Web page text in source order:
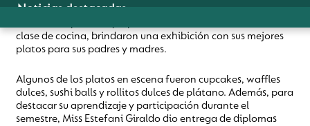
Noticias destacadas
¿Por qué Pumahue Curauma?
Aprendizaje Digital
diferentes recetas deliciosas para compartir con sus pares y
clase de cocina, brindaron una exhibición con sus mejores
platos para sus padres y madres.
Algunos de los platos en escena fueron cupcakes, waffles
dulces, sushi balls y rollitos dulces de plátano. Además, para
destacar su aprendizaje y participación durante el
semestre, Miss Estefani Giraldo dio entrega de diplomas